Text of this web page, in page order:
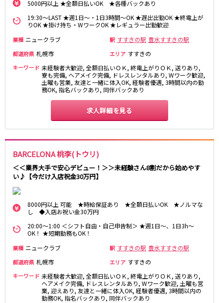
5000円以上 ★全額日払いOK ★各種バックあり
19:30～LAST ★週1日～・1日3時間～OK ★遅出出勤OK ★終電上が
りOK ★掛け持ち・WワークOK ★レギュラー出勤歓迎
業種 ニュークラブ 駅 すすきの駅 豊水すすきの駅
都道府県 札幌市 エリア すすきの
キーワード 未経験者大歓迎, 全額日払いＯＫ, 終電上がりＯＫ, 送りあり,
寮も完備, ヘアメイク完備, ドレスレンタルあり, Wワーク歓迎,
土曜も営業, 友達と一緒に体入OK, 経験者優遇, 3時間以内の勤
務OK, 指名バックあり, 同伴バックあり
求人詳細を見る
BARCELONA 桃李(トウリ)
＜＜業界大手で安心デビュー！＞＞未経験さん8割だから始めやす
い♪【今だけ入店祝金30万円】
8000円以上 可能 ★時給保証あり ★全額日払いOK ★ノルマな
し ◆入店お祝い金30万円
20:00～1:00 ＜シフト自由・自己申告制＞ ★週1日～、1日3h～
OK！ ★短期勤務もOK！
業種 ニュークラブ 駅 すすきの駅 豊水すすきの駅
都道府県 札幌市 エリア すすきの
キーワード 未経験者大歓迎, 全額日払いＯＫ, 終電上がりＯＫ, 送りあり,
ヘアメイク完備, ドレスレンタルあり, Wワーク歓迎, 土曜も営
業, 迎えあり, 友達と一緒に体入OK, 経験者優遇, 3時間以内の
勤務OK, 指名バックあり, 同伴バックあり